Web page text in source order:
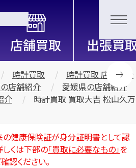
！
信頼と実績の買取専門店「買取大
時計買取
時計買取 店舗紹介
店舗紹介
愛媛県の店舗紹介
介
時計買取 買取大吉 松山久万
健康保険証が身分証明書として認
しくは下部の「買取に必要なもの」を
認ください。